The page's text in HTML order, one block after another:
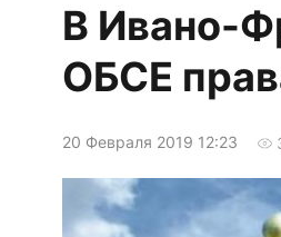
В Ивано-
ОБСЕ
20 Февраля 2019 12:23